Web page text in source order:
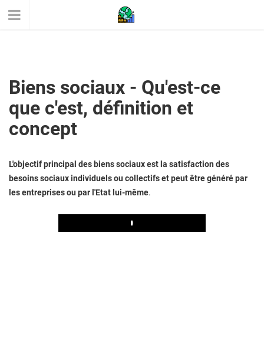
Biens sociaux - Qu'est-ce
que c'est, définition et
concept
L'objectif principal des biens sociaux est la satisfaction des
besoins sociaux individuels ou collectifs et peut être généré par
les entreprises ou par l'Etat lui-même.
Play